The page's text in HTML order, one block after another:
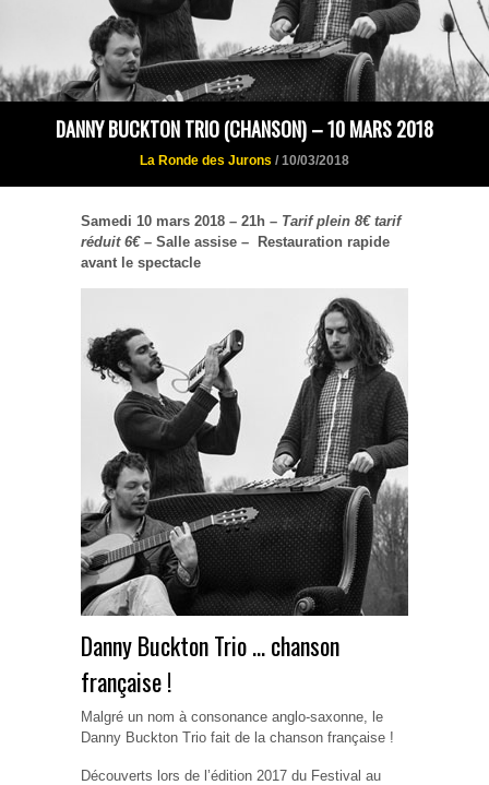
DANNY BUCKTON TRIO (CHANSON) – 10 MARS 2018
La Ronde des Jurons / 10/03/2018
Samedi 10 mars 2018 – 21h – Tarif plein 8€ tarif
réduit 6€ – Salle assise – Restauration rapide
avant le spectacle
Danny Buckton Trio … chanson
française !
Malgré un nom à consonance anglo-saxonne, le
Danny Buckton Trio fait de la chanson française !
Découverts lors de l’édition 2017 du Festival au